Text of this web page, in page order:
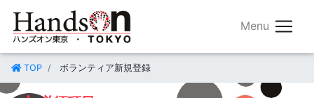
TOP ボランティア新規登録